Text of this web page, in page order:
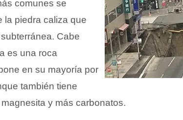
comunes se
la piedra caliza que
Cabe
es una roca
en su mayoría por
también tiene
y más carbonatos.